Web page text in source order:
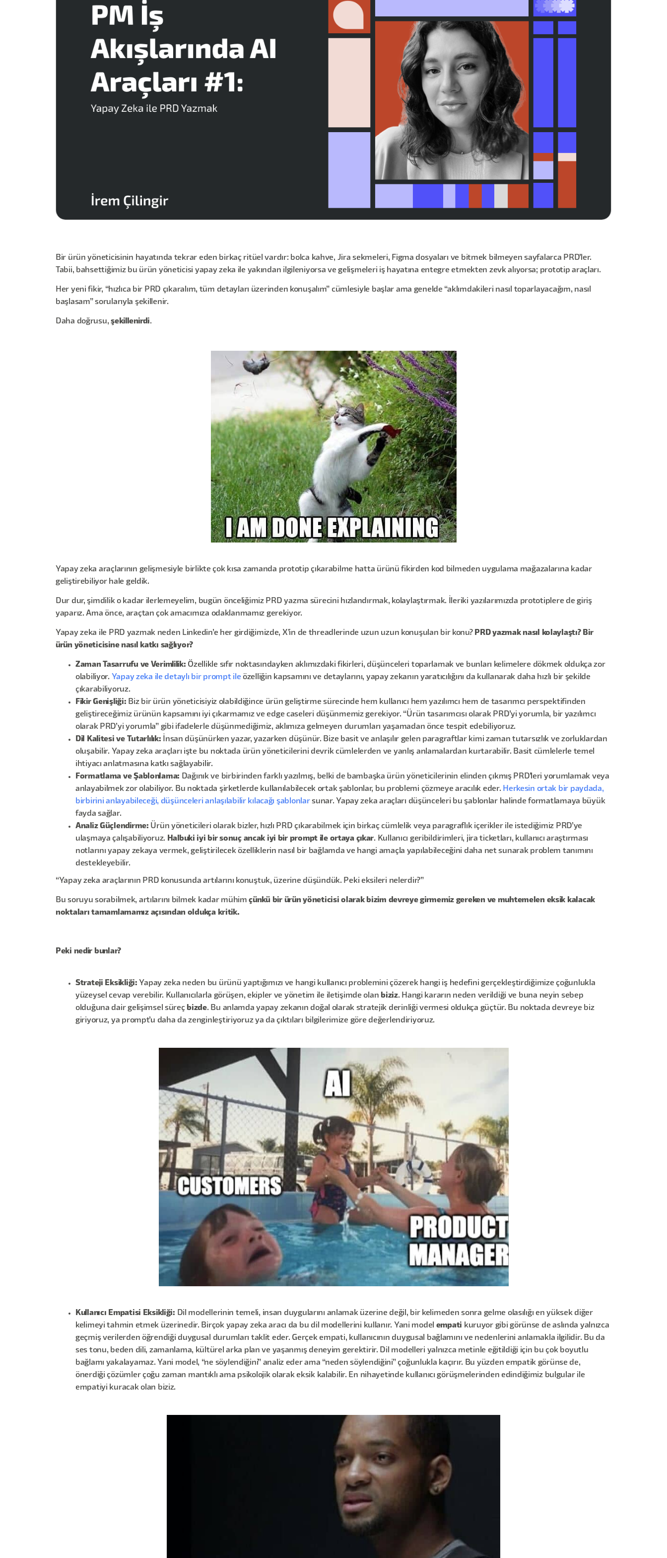
Bir ürün yöneticisinin hayatında tekrar eden birkaç ritüel vardır: bolca kahve, Jira sekmeleri, Figma dosyaları ve bitmek bilmeyen sayfalarca PRD’ler.
Tabii, bahsettiğimiz bu ürün yöneticisi yapay zeka ile yakından ilgileniyorsa ve gelişmeleri iş hayatına entegre etmekten zevk alıyorsa; prototip araçları.
Her yeni fikir, “hızlıca bir PRD çıkaralım, tüm detayları üzerinden konuşalım” cümlesiyle başlar ama genelde “aklımdakileri nasıl toparlayacağım, nasıl
başlasam” sorularıyla şekillenir.
Daha doğrusu,şekillenirdi.
Yapay zeka araçlarının gelişmesiyle birlikte çok kısa zamanda prototip çıkarabilme hatta ürünü fikirden kod bilmeden uygulama mağazalarına kadar
geliştirebiliyor hale geldik.
Dur dur, şimdilik o kadar ilerlemeyelim, bugün önceliğimiz PRD yazma sürecini hızlandırmak, kolaylaştırmak. İleriki yazılarımızda prototiplere de giriş
yaparız. Ama önce, araçtan çok amacımıza odaklanmamız gerekiyor.
Yapay zeka ile PRD yazmak neden Linkedin’e her girdiğimizde, X’in de threadlerinde uzun uzun konuşulan bir konu? PRD yazmak nasıl kolaylaştı? Bir
ürün yöneticisine nasıl katkı sağlıyor?
Zaman Tasarrufu ve Verimlilik: Özellikle sıfır noktasındayken aklımızdaki fikirleri, düşünceleri toparlamak ve bunları kelimelere dökmek oldukça zor
olabiliyor. Yapay zeka ile detaylı bir prompt ile özelliğin kapsamını ve detaylarını, yapay zekanın yaratıcılığını da kullanarak daha hızlı bir şekilde
çıkarabiliyoruz.
Fikir Genişliği: Biz bir ürün yöneticisiyiz olabildiğince ürün geliştirme sürecinde hem kullanıcı hem yazılımcı hem de tasarımcı perspektifinden
geliştireceğimiz ürünün kapsamını iyi çıkarmamız ve edge caseleri düşünmemiz gerekiyor. “Ürün tasarımcısı olarak PRD’yi yorumla, bir yazılımcı
olarak PRD’yi yorumla” gibi ifadelerle düşünmediğimiz, aklımıza gelmeyen durumları yaşamadan önce tespit edebiliyoruz.
Dil Kalitesi ve Tutarlılık: İnsan düşünürken yazar, yazarken düşünür. Bize basit ve anlaşılır gelen paragraftlar kimi zaman tutarsızlık ve zorluklardan
oluşabilir. Yapay zeka araçları işte bu noktada ürün yöneticilerini devrik cümlelerden ve yanlış anlamalardan kurtarabilir. Basit cümlelerle temel
ihtiyacı anlatmasına katkı sağlayabilir.
Formatlama ve Şablonlama: Dağınık ve birbirinden farklı yazılmış, belki de bambaşka ürün yöneticilerinin elinden çıkmış PRD’leri yorumlamak veya
anlayabilmek zor olabiliyor. Bu noktada şirketlerde kullanılabilecek ortak şablonlar, bu problemi çözmeye aracılık eder. Herkesin ortak bir paydada,
birbirini anlayabileceği, düşünceleri anlaşılabilir kılacağı şablonlarsunar. Yapay zeka araçları düşünceleri bu şablonlar halinde formatlamaya büyük
fayda sağlar.
Analiz Güçlendirme: Ürün yöneticileri olarak bizler, hızlı PRD çıkarabilmek için birkaç cümlelik veya paragraflık içerikler ile istediğimiz PRD’ye
ulaşmaya çalışabiliyoruz. Halbuki iyi bir sonuç ancak iyi bir prompt ile ortaya çıkar. Kullanıcı geribildirimleri, jira ticketları, kullanıcı araştırması
notlarını yapay zekaya vermek, geliştirilecek özelliklerin nasıl bir bağlamda ve hangi amaçla yapılabileceğini daha net sunarak problem tanımını
destekleyebilir.
“Yapay zeka araçlarının PRD konusunda artılarını konuştuk, üzerine düşündük. Peki eksileri nelerdir?”
Bu soruyu sorabilmek, artılarını bilmek kadar mühimçünkü bir ürün yöneticisi olarak bizim devreye girmemiz gereken ve muhtemelen eksik kalacak
noktaları tamamlamamız açısından oldukça kritik.
Peki nedir bunlar?
Strateji Eksikliği: Yapay zeka neden bu ürünü yaptığımızı ve hangi kullanıcı problemini çözerek hangi iş hedefini gerçekleştirdiğimize çoğunlukla
yüzeysel cevap verebilir. Kullanıcılarla görüşen, ekipler ve yönetim ile iletişimde olan biziz. Hangi kararın neden verildiği ve buna neyin sebep
olduğuna dair gelişimsel süreç bizde. Bu anlamda yapay zekanın doğal olarak stratejik derinliği vermesi oldukça güçtür. Bu noktada devreye biz
giriyoruz, ya prompt’u daha da zenginleştiriyoruz ya da çıktıları bilgilerimize göre değerlendiriyoruz.
Kullanıcı Empatisi Eksikliği: Dil modellerinin temeli, insan duygularını anlamak üzerine değil, bir kelimeden sonra gelme olasılığı en yüksek diğer
kelimeyi tahmin etmek üzerinedir. Birçok yapay zeka aracı da bu dil modellerini kullanır. Yani model empati kuruyor gibi görünse de aslında yalnızca
geçmiş verilerden öğrendiği duygusal durumları taklit eder. Gerçek empati, kullanıcının duygusal bağlamını ve nedenlerini anlamakla ilgilidir. Bu da
ses tonu, beden dili, zamanlama, kültürel arka plan ve yaşanmış deneyim gerektirir. Dil modelleri yalnızca metinle eğitildiği için bu çok boyutlu
bağlamı yakalayamaz. Yani model, “ne söylendiğini” analiz eder ama “neden söylendiğini” çoğunlukla kaçırır. Bu yüzden empatik görünse de,
önerdiği çözümler çoğu zaman mantıklı ama psikolojik olarak eksik kalabilir. En nihayetinde kullanıcı görüşmelerinden edindiğimiz bulgular ile
empatiyi kuracak olan biziz.